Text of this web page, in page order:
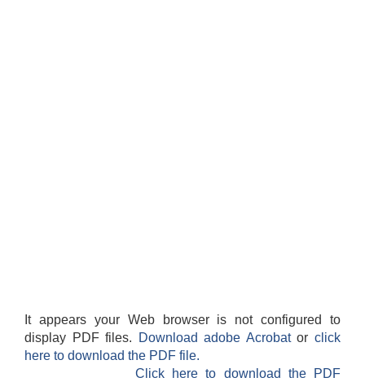
It appears your Web browser is not configured to
display PDF files.
Download adobe Acrobatorclick
here to download the PDF file.
Click here to download the PDF